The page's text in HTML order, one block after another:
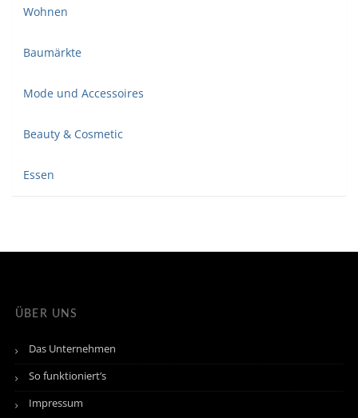
Wohnen
Baumärkte
Mode und Accessoires
Beauty & Cosmetic
Essen
ÜBER UNS
Das Unternehmen
So funktioniert’s
Impressum